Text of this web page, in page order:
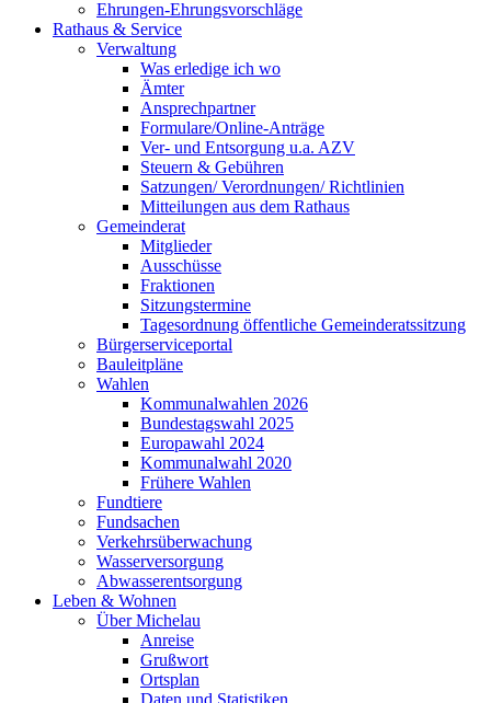
Ehrungen-Ehrungsvorschläge
Rathaus & Service
Verwaltung
Was erledige ich wo
Ämter
Ansprechpartner
Formulare/Online-Anträge
Ver- und Entsorgung u.a. AZV
Steuern & Gebühren
Satzungen/ Verordnungen/ Richtlinien
Mitteilungen aus dem Rathaus
Gemeinderat
Mitglieder
Ausschüsse
Fraktionen
Sitzungstermine
Tagesordnung öffentliche Gemeinderatssitzung
Bürgerserviceportal
Bauleitpläne
Wahlen
Kommunalwahlen 2026
Bundestagswahl 2025
Europawahl 2024
Kommunalwahl 2020
Frühere Wahlen
Fundtiere
Fundsachen
Verkehrsüberwachung
Wasserversorgung
Abwasserentsorgung
Leben & Wohnen
Über Michelau
Anreise
Grußwort
Ortsplan
Daten und Statistiken